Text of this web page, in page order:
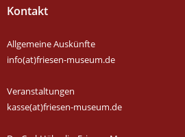
Kontakt
Allgemeine Auskünfte
info(at)friesen-museum.de
Veranstaltungen
kasse(at)friesen-museum.de